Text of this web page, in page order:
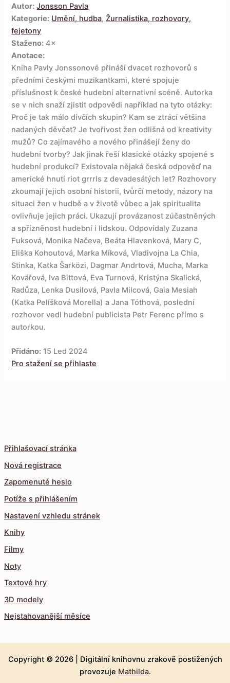
Přihlašovací stránka
Nová registrace
Zapomenuté heslo
Potíže s přihlášením
Nastavení vzhledu stránek
Knihy
Filmy
Noty
Textové hry
3D modely
Nejstahovanější měsíce
Autor: Jonsson Pavla
Kategorie: Umění, hudba,Žurnalistika, rozhovory,
fejetony
Staženo: 4×
Anotace:
Kniha Pavly Jonssonové přináší dvacet rozhovorů s
předními českými muzikantkami, které spojuje
příslušnost k české hudební alternativní scéně. Autorka
se v nich snaží zjistit odpovědi například na tyto otázky:
Proč je tak málo dívčích skupin? Kam se ztrácí většina
nadaných děvčat? Je tvořivost žen odlišná od kreativity
mužů? Co zajímavého a nového přinášejí ženy do
hudební tvorby? Jak jinak řeší klasické otázky spojené s
hudební produkcí? Existovala nějaká česká odpověď na
americké hnutí riot grrrls z devadesátých let? Rozhovory
zkoumají jejich osobní historii, tvůrčí metody, názory na
situaci žen v hudbě a v životě vůbec a jak spiritualita
ovlivňuje jejich práci. Ukazují provázanost zúčastněných
a spřízněnost hudební i lidskou. Odpovídaly Zuzana
Fuksová, Monika Načeva, Beáta Hlavenková, Mary C,
Eliška Kohoutová, Marka Míková, Vladivojna La Chia,
Stinka, Katka Šarközi, Dagmar Andrtová, Mucha, Marka
Kovářová, Iva Bittová, Eva Turnová, Kristýna Skalická,
Radůza, Lenka Dusilová, Pavla Milcová, Gaia Mesiah
(Katka Pelíšková Morella) a Jana Tóthová, poslední
rozhovor vedl hudební publicista Petr Ferenc přímo s
autorkou.
Přidáno: 15 Led 2024
Pro stažení se přihlaste
Copyright © 2026 | Digitální knihovnu zrakově postižených
provozuje Mathilda.